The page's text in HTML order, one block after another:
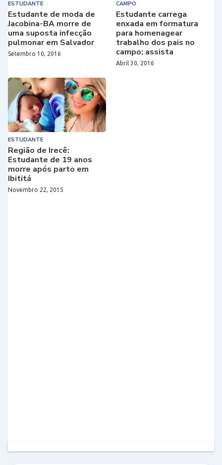
ESTUDANTE
Estudante de moda de
Jacobina-BA morre de
uma suposta infecção
pulmonar em Salvador
Setembro 10, 2016
CAMPO
Estudante carrega
enxada em formatura
para homenagear
trabalho dos pais no
campo; assista
Abril 30, 2016
ESTUDANTE
Região de Irecê:
Estudante de 19 anos
morre após parto em
Ibititá
Novembro 22, 2015